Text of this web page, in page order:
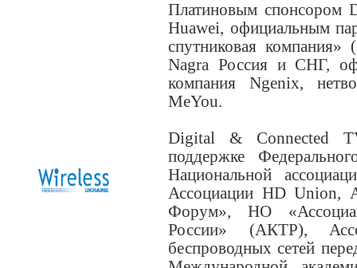
Платиновым спонсором
Huawei, официальным
спутниковая
Nagra Россия и СНГ,
компания Ngenix,
MeYou.
Digital & Connected
поддержке
Национальной
Ассоциации HD
Форум», НО
России» (АКТР),
беспроводных сетей